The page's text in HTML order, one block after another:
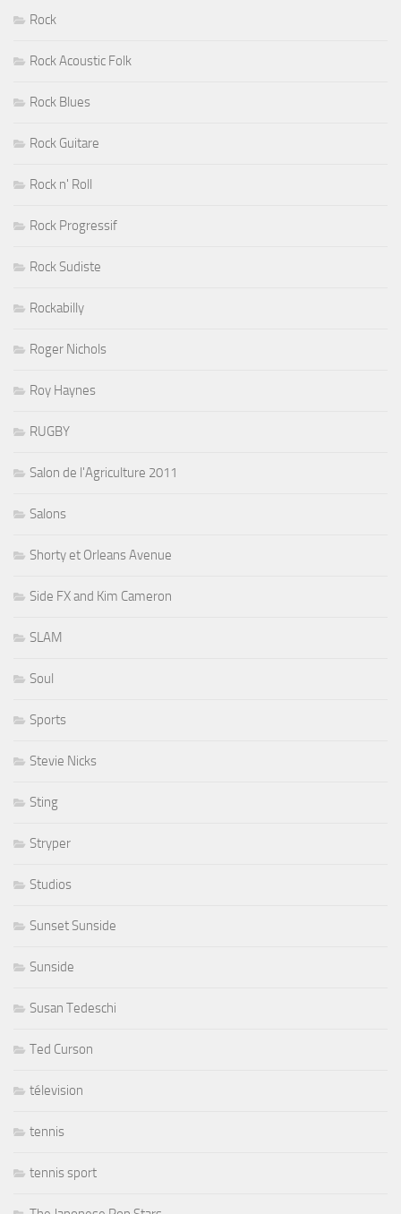
Rock
Rock Acoustic Folk
Rock Blues
Rock Guitare
Rock n' Roll
Rock Progressif
Rock Sudiste
Rockabilly
Roger Nichols
Roy Haynes
RUGBY
Salon de l'Agriculture 2011
Salons
Shorty et Orleans Avenue
Side FX and Kim Cameron
SLAM
Soul
Sports
Stevie Nicks
Sting
Stryper
Studios
Sunset Sunside
Sunside
Susan Tedeschi
Ted Curson
télevision
tennis
tennis sport